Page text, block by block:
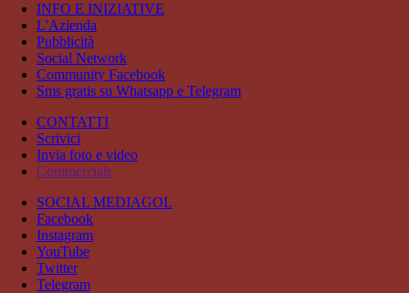
INFO E INIZIATIVE
L'Azienda
Pubblicità
Social Network
Community Facebook
Sms gratis su Whatsapp e Telegram
CONTATTI
Scrivici
Invia foto e video
Commerciale
SOCIAL MEDIAGOL
Facebook
Instagram
YouTube
Twitter
Telegram